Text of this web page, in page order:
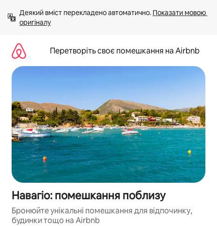
вмісту
Деякий вміст перекладено автоматично. Показати мовою
оригіналу
Перетворіть своє помешкання на Airbnb
Навагіо: помешкання поблизу
Бронюйте унікальні помешкання для відпочинку,
будинки тощо на Airbnb